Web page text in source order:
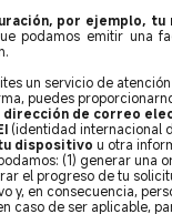
por ejemplo, tu
podamos emitir una
un servicio de
puedes
dirección de correo
(identidad internacional
dispositivo u otra
(1) generar una
el progreso de tu
y, en consecuencia,
caso de ser aplicable,